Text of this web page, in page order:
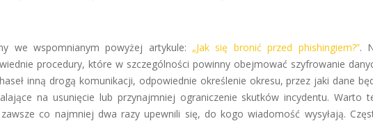
we wspomnianym powyżej artykule: „Jak się bronić przed phishingiem?”.
procedury, które w szczególności powinny obejmować szyfrowanie
inną drogą komunikacji, odpowiednie określenie okresu, przez jaki dane
na usunięcie lub przynajmniej ograniczenie skutków incydentu. Warto
co najmniej dwa razy upewnili się, do kogo wiadomość wysyłają.